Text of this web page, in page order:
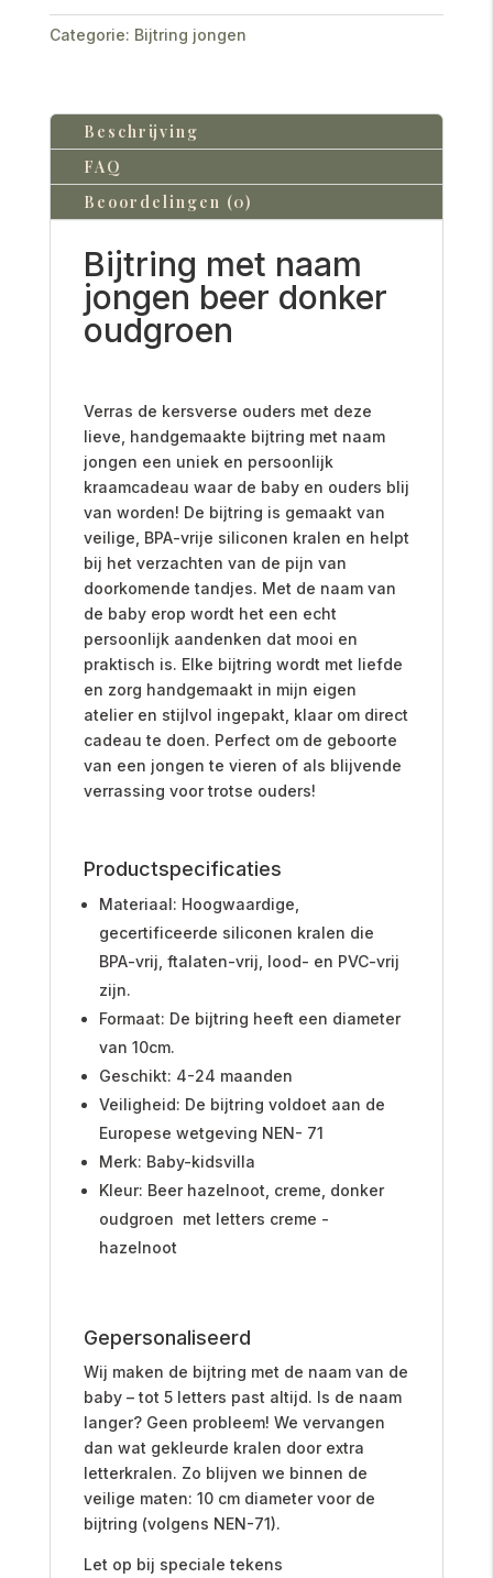
Categorie: Bijtring jongen
Beschrijving
FAQ
Beoordelingen (0)
Bijtring met naam
jongen beer donker
oudgroen
Verras de kersverse ouders met deze
lieve, handgemaakte bijtring met naam
jongen een uniek en persoonlijk
kraamcadeau waar de baby en ouders blij
van worden! De bijtring is gemaakt van
veilige, BPA-vrije siliconen kralen en helpt
bij het verzachten van de pijn van
doorkomende tandjes. Met de naam van
de baby erop wordt het een echt
persoonlijk aandenken dat mooi en
praktisch is. Elke bijtring wordt met liefde
en zorg handgemaakt in mijn eigen
atelier en stijlvol ingepakt, klaar om direct
cadeau te doen. Perfect om de geboorte
van een jongen te vieren of als blijvende
verrassing voor trotse ouders!
Productspecificaties
Materiaal: Hoogwaardige,
gecertificeerde siliconen kralen die
BPA-vrij, ftalaten-vrij, lood- en PVC-vrij
zijn.
Formaat: De bijtring heeft een diameter
van 10cm.
Geschikt: 4-24 maanden
Veiligheid: De bijtring voldoet aan de
Europese wetgeving NEN- 71
Merk: Baby-kidsvilla
Kleur: Beer hazelnoot, creme, donker
oudgroen met letters creme -
hazelnoot
Gepersonaliseerd
Wij maken de bijtring met de naam van de
baby – tot 5 letters past altijd. Is de naam
langer? Geen probleem! We vervangen
dan wat gekleurde kralen door extra
letterkralen. Zo blijven we binnen de
veilige maten: 10 cm diameter voor de
bijtring (volgens NEN-71).
Let op bij speciale tekens